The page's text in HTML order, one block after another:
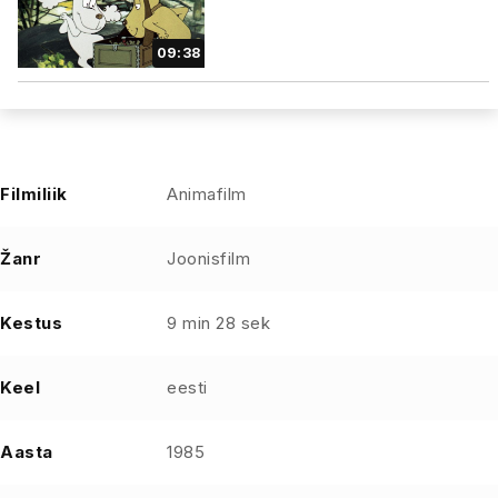
09:38
Filmiliik Animafilm
Žanr Joonisfilm
Kestus 9 min 28 sek
Keel eesti
Aasta 1985